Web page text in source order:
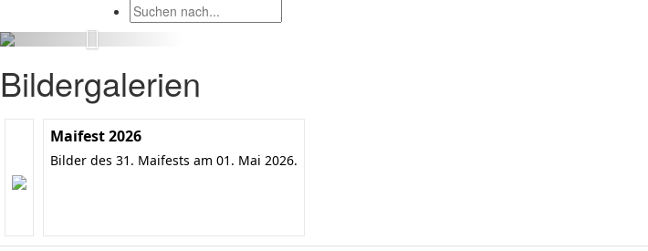
Bildergalerien
Maifest 2026
Bilder des 31. Maifests am 01. Mai 2026.